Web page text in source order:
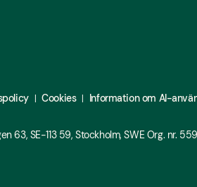
Cookies Information om AI-
63, SE-113 59, Stockholm, SWE Org. nr.